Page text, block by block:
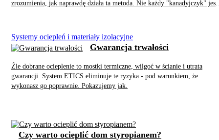
zrozumienia, jak naprawdę działa ta metoda. Nie każdy "kanadyjczyk" jest
Systemy ociepleń i materiały izolacyjne
Źle dobrane ocieplenie to mostki termiczne, wilgoć w ścianie i utrata
gwarancji. System ETICS eliminuje te ryzyka - pod warunkiem, że
wykonasz go poprawnie. Pokazujemy jak.
Gwarancja trwałości
Czy warto ocieplić dom styropianem?